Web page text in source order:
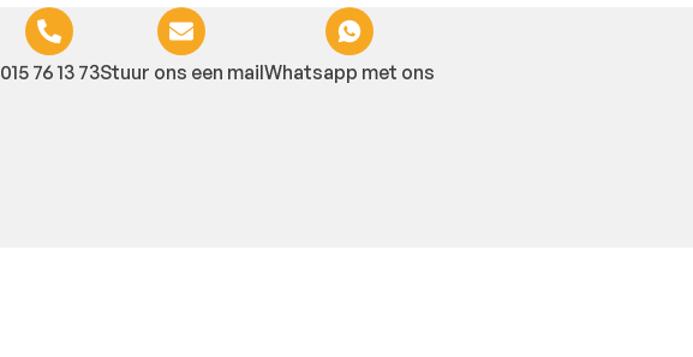
015 76 13 73Stuur ons een mailWhatsapp met ons